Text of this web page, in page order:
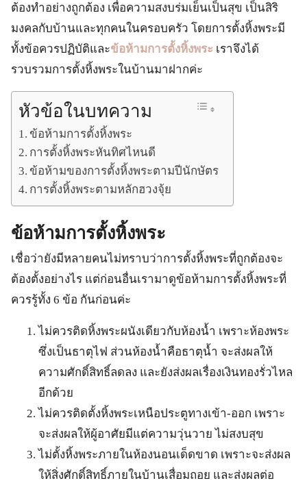
ต้องทำอย่างถูกต้อง เพื่อความสงบร่มเย็นเป็นสุข เป็นสิริ
มงคลกับบ้านและทุกคนในครอบครัว โดยการตั้งหิ้งพระมี
ทั้งข้อควรปฏิบัติและข้อห้ามการตั้งหิ้งพระ เราจึงได้
รวบรวมการตั้งหิ้งพระในบ้านมาฝากค่ะ
หัวข้อในบทความ
ข้อห้ามการตั้งหิ้งพระ
การตั้งหิ้งพระหันทิศไหนดี
ข้อห้ามของการตั้งหิ้งพระตามปีนักษัตร
การตั้งหิ้งพระตามหลักฮวงจุ้ย
ข้อห้ามการตั้งหิ้งพระ
เชื่อว่ายังมีหลายคนไม่ทราบว่าการตั้งหิ้งพระที่ถูกต้องจะ
ต้องตั้งอย่างไร แต่ก่อนอื่นเรามาดูข้อห้ามการตั้งหิ้งพระที่
ควรรู้ทั้ง 6 ข้อ กันก่อนค่ะ
ไม่ควรติดหิ้งพระผนังเดียวกับห้องน้ำ เพราะห้องพระ
ซึ่งเป็นธาตุไฟ ส่วนห้องน้ำคือธาตุน้ำ จะส่งผลให้
ความศักดิ์สิทธิ์ลดลง และยังส่งผลเรื่องเงินทองรั่วไหล
อีกด้วย
ไม่ควรติดตั้งหิ้งพระเหนือประตูทางเข้า-ออก เพราะ
จะส่งผลให้ผู้อาศัยมีแต่ความวุ่นวาย ไม่สงบสุข
ไม่ตั้งหิ้งพระภายในห้องนอนเด็ดขาด เพราะจะส่งผล
ให้สิ่งศักดิ์สิทธิ์ภายในบ้านเสื่อมถอย และส่งผลต่อ